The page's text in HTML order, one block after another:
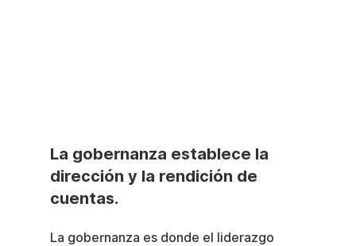
La gobernanza establece la
dirección y la rendición de
cuentas.
La gobernanza es donde el liderazgo